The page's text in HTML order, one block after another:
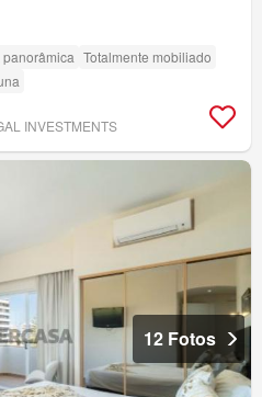
panorâmica Totalmente mobiliado
INVESTMENTS
12 Fotos